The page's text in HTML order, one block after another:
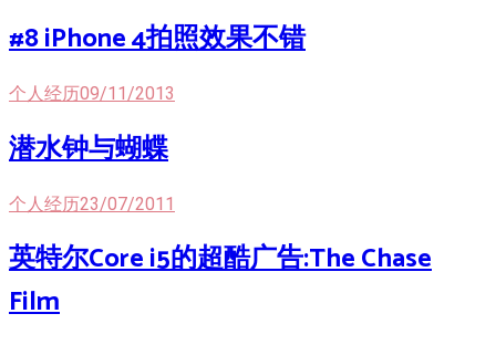
#8 iPhone 4拍照效果不错
个人经历09/11/2013
潜水钟与蝴蝶
个人经历23/07/2011
英特尔Core i5的超酷广告:The Chase
Film